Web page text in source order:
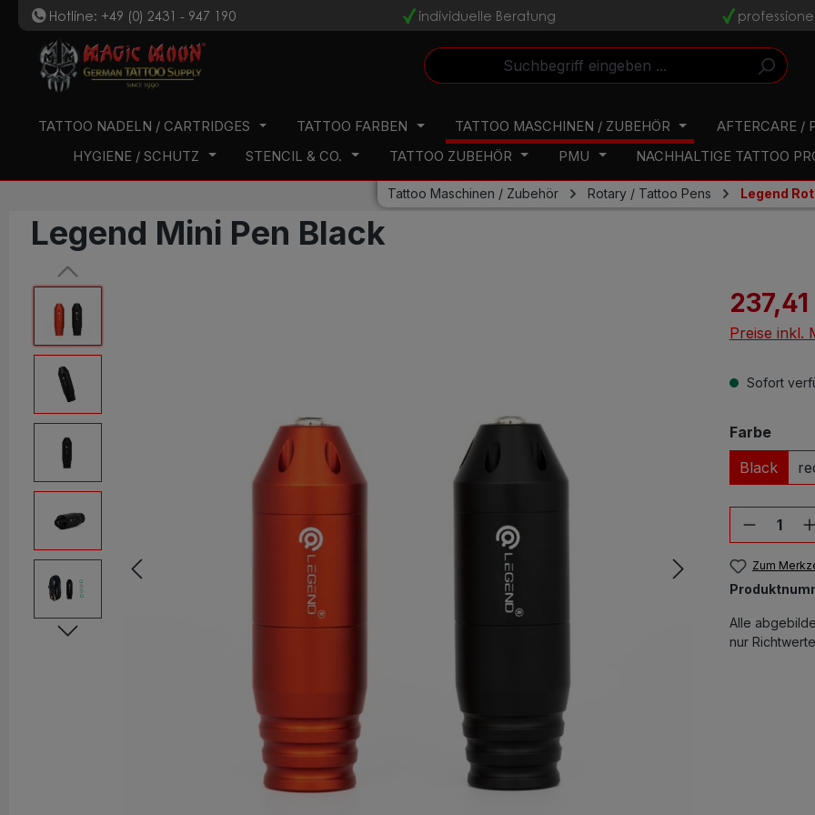
Hauptinhalt springen
Zur Suche springen
Zur Hauptnavigation springen
tHotline: +49 (0) 2431 - 947 190 vindividuelle Beratung v
TATTOO NADELN / CARTRIDGES TATTOO FARBEN TATTOO MASCHINEN / ZUBEHÖR AFTERCARE /
HYGIENE / SCHUTZ
STENCIL & CO. TATTOO ZUBEHÖR PMU NACHHALTIGE TATTOO
Tattoo Maschinen / Zubehör Rotary / Tattoo Pens Legend
Legend Mini Pen Black
Bildergalerie überspringen
Preise inkl.
Sofort
Farbe
Black
Zum
Alle
nur